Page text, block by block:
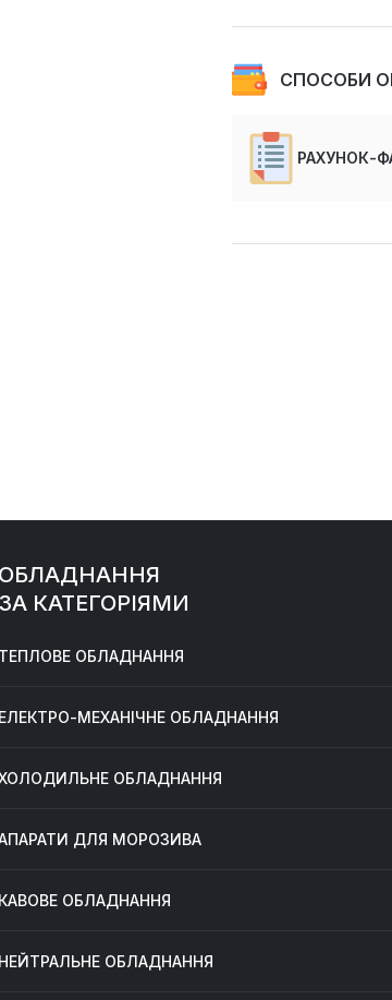
СПОСОБИ
РАХУНОК-
ОБЛАДНАННЯ
ЗА КАТЕГОРІЯМИ
ТЕПЛОВЕ ОБЛАДНАННЯ
ЕЛЕКТРО-МЕХАНІЧНЕ ОБЛАДНАННЯ
ОБЛАДНАННЯ
ДЛЯ МОРОЗИВА
КАВОВЕ ОБЛАДНАННЯ
НЕЙТРАЛЬНЕ ОБЛАДНАННЯ